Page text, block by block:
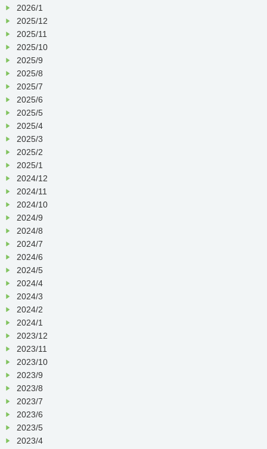
2026/1
2025/12
2025/11
2025/10
2025/9
2025/8
2025/7
2025/6
2025/5
2025/4
2025/3
2025/2
2025/1
2024/12
2024/11
2024/10
2024/9
2024/8
2024/7
2024/6
2024/5
2024/4
2024/3
2024/2
2024/1
2023/12
2023/11
2023/10
2023/9
2023/8
2023/7
2023/6
2023/5
2023/4